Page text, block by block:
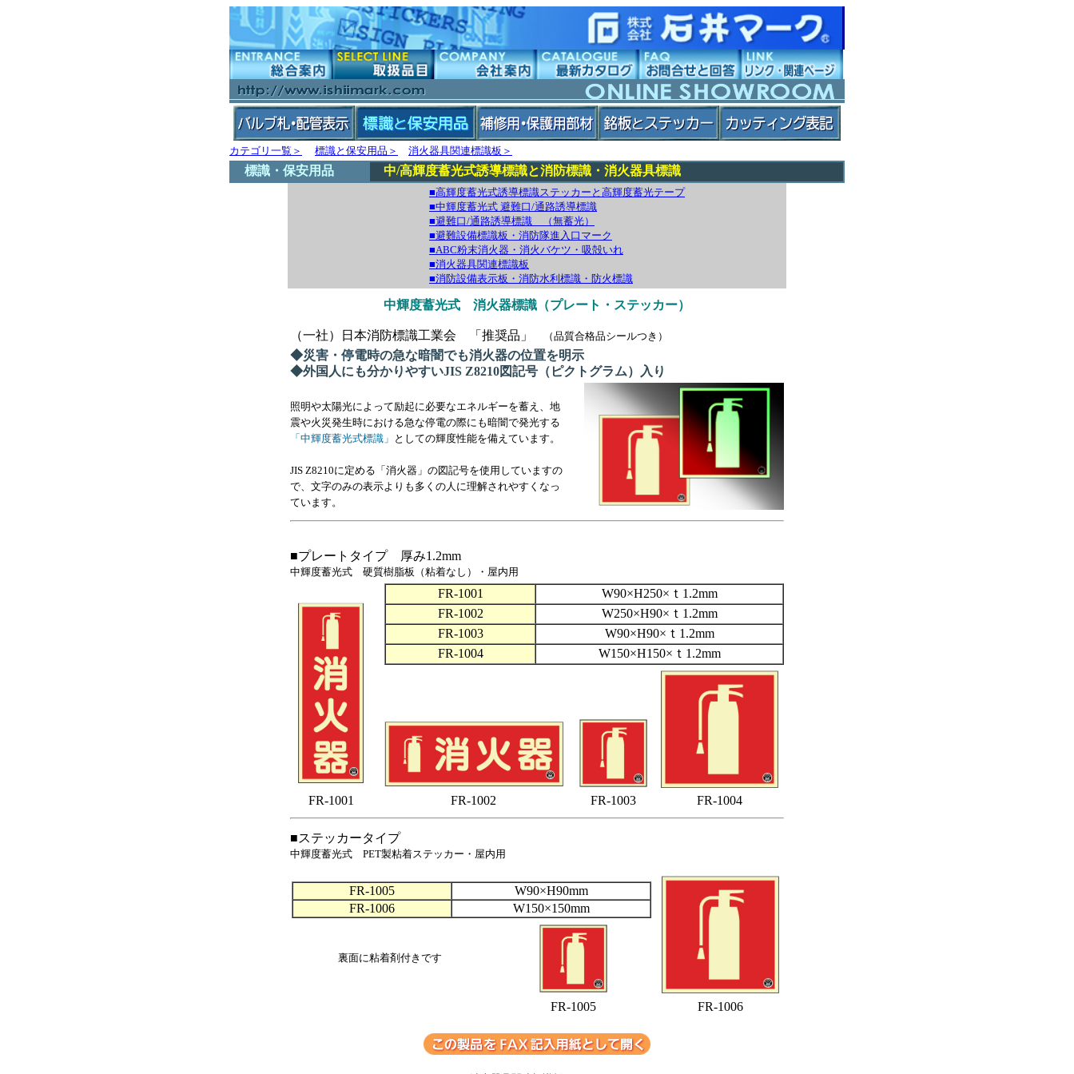
カテゴリ一覧＞ 標識と保安用品＞ 消火器具関連標識板＞
標識・保安用品 中/高輝度蓄光式誘導標識と消防標識・消火器具標識
■高輝度蓄光式誘導標識ステッカーと高輝度蓄光テープ
■中輝度蓄光式 避難口/通路誘導標識
■避難口/通路誘導標識 （無蓄光）
■避難設備標識板・消防隊進入口マーク
■ABC粉末消火器・消火バケツ・吸殻いれ
■消火器具関連標識板
■消防設備表示板・消防水利標識・防火標識
中輝度蓄光式 消火器標識（プレート・ステッカー）
（一社）日本消防標識工業会 「推奨品」 （品質合格品シールつき）
◆災害・停電時の急な暗闇でも消火器の位置を明示
◆外国人にも分かりやすいJIS Z8210図記号（ピクトグラム）入り
照明や太陽光によって励起に必要なエネルギーを蓄え、地
震や火災発生時における急な停電の際にも暗闇で発光する
「中輝度蓄光式標識」 としての輝度性能を備えています。
JIS Z8210に定める「消火器」の図記号を使用していますの
で、文字のみの表示よりも多くの人に理解されやすくなっ
ています。
■プレートタイプ 厚み1.2mm
中輝度蓄光式 硬質樹脂板（粘着なし）・屋内用
FR-1001
W90×H250×ｔ1.2mm
FR-1002
W250×H90×ｔ1.2mm
FR-1003
W90×H90×ｔ1.2mm
FR-1004
W150×H150×ｔ1.2mm
FR-1001 FR-1002 FR-1003 FR-1004
■ステッカータイプ
中輝度蓄光式 PET製粘着ステッカー・屋内用
FR-1005
W90×H90mm
FR-1006
W150×150mm
裏面に粘着剤付きです
FR-1005 FR-1006